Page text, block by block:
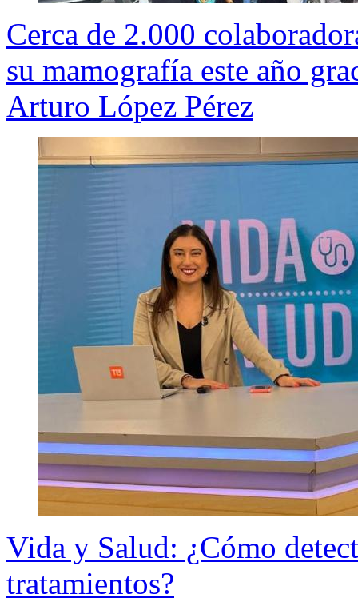
Cerca de 2.000
su mamografía este año
Arturo López Pérez
Vida y Salud: ¿Cómo
tratamientos?